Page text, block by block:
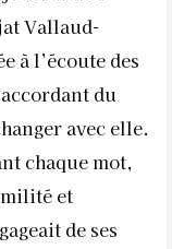
Vallaud-
à l’écoute des
du
avec elle.
chaque mot,
et
de ses